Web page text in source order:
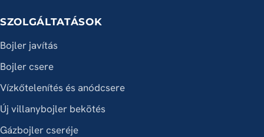
SZOLGÁLTATÁSOK
Bojler javítás
Bojler csere
Vízkőtelenítés és anódcsere
Új villanybojler bekötés
Gázbojler cseréje